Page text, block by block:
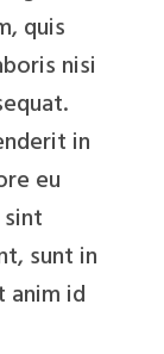
quis
nisi
in
eu
sunt in
anim id